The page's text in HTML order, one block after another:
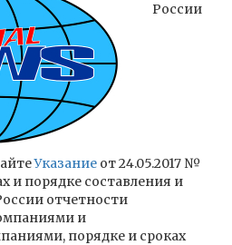
России
Указание от 24.05.2017 №
и порядке составления и
отчетности
и
порядке и сроках